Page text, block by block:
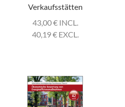
Verkaufsstätten
43,00€INCL.
40,19€EXCL.